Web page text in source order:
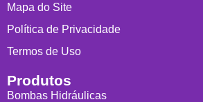
Mapa do Site
Política de Privacidade
Termos de Uso
Produtos
Bombas Hidráulicas